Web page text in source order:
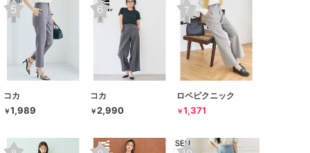
コカ
￥1,989
コカ
￥2,990
ロペピクニック
￥1,371